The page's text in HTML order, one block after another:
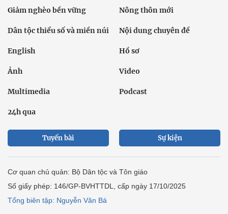
Giảm nghèo bền vững Nông thôn mới
Dân tộc thiểu số và miền núi Nội dung chuyên đề
English Hồ sơ
Ảnh Video
Multimedia Podcast
24h qua
Tuyến bài Sự kiện
Cơ quan chủ quản: Bộ Dân tộc và Tôn giáo
Số giấy phép: 146/GP-BVHTTDL, cấp ngày 17/10/2025
Tổng biên tập: Nguyễn Văn Bá